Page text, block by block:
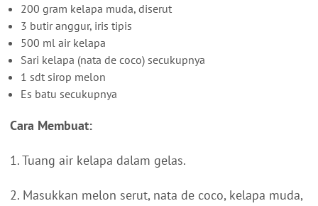
200 gram kelapa muda, diserut
3 butir anggur, iris tipis
500 ml air kelapa
Sari kelapa (nata de coco) secukupnya
1 sdt sirop melon
Es batu secukupnya
Cara Membuat:
1. Tuang air kelapa dalam gelas.
2. Masukkan melon serut, nata de coco, kelapa muda,